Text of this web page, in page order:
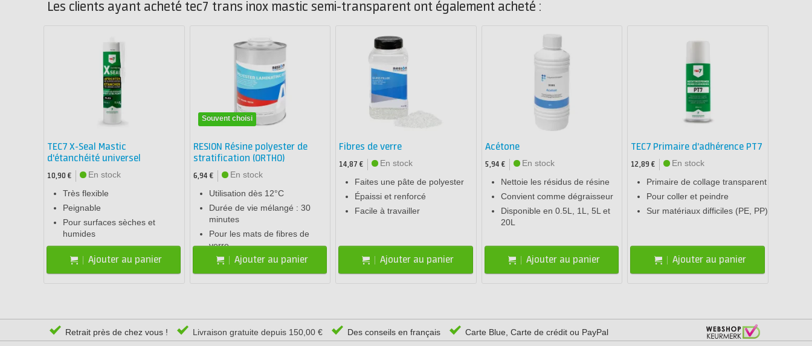
Les clients ayant acheté tec7 trans inox mastic semi-transparent ont également acheté :
TEC7 X-Seal Mastic
d'étanchéité universel
10,90 €
En stock
Très flexible
Peignable
Pour surfaces sèches et
humides
Ajouter au panier
Souvent choisi
RESION Résine polyester de
stratification (ORTHO)
6,94 €
En stock
Utilisation dès 12°C
Durée de vie mélangé : 30
minutes
Pour les mats de fibres de
verre
Ajouter au panier
Fibres de verre
14,87 €
En stock
Faites une pâte de polyester
Épaissi et renforcé
Facile à travailler
Ajouter au panier
Acétone
5,94 €
En stock
Nettoie les résidus de résine
Convient comme dégraisseur
Disponible en 0.5L, 1L, 5L et
20L
Ajouter au panier
TEC7 Primaire d'adhérence PT7
12,89 €
En stock
Primaire de collage transparent
Pour coller et peindre
Sur matériaux difficiles (PE, PP)
Ajouter au panier
Retrait près de chez vous ! Livraison gratuite depuis 150,00 € Des conseils en français Carte Blue, Carte de crédit ou PayPal